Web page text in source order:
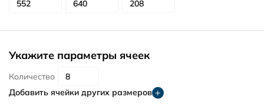
Укажите параметры ячеек
Количество
Добавить ячейки других размеров